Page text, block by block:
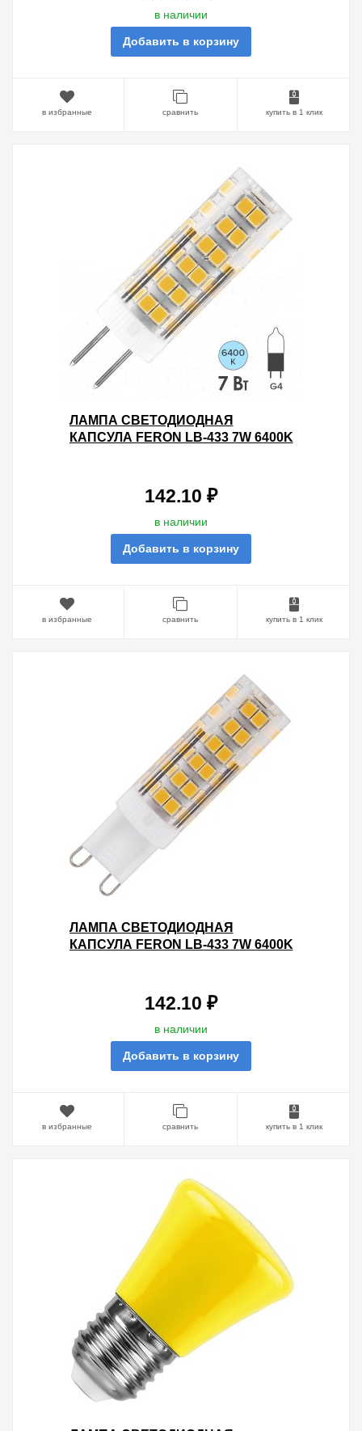
в наличии
Добавить в корзину
в избранные сравнить купить в 1 клик
ЛАМПА СВЕТОДИОДНАЯ
КАПСУЛА FERON LB-433 7W 6400K
142.10 ₽
в наличии
Добавить в корзину
в избранные сравнить купить в 1 клик
ЛАМПА СВЕТОДИОДНАЯ
КАПСУЛА FERON LB-433 7W 6400K
142.10 ₽
в наличии
Добавить в корзину
в избранные сравнить купить в 1 клик